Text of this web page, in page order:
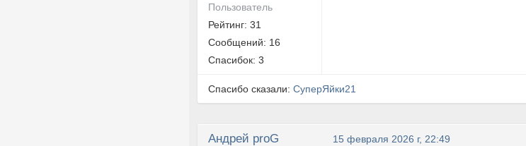
Пользователь
Рейтинг: 31
Сообщений: 16
Спасибок: 3
Спасибо сказали: СуперЯйки21
Андрей proG 15 февраля 2026 г, 22:49